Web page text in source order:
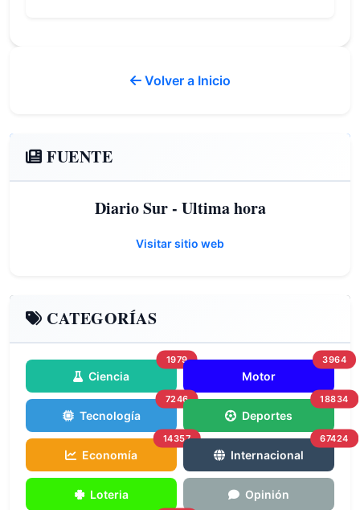
Volver a Inicio
FUENTE
Diario Sur - Ultima hora
Visitar sitio web
CATEGORÍAS
Ciencia
1979
Motor
3964
Tecnología
7246
Deportes
18834
Economía
14357
Internacional
67424
Loteria Opinión